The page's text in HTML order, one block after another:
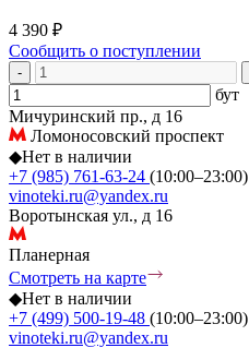
4 390 ₽
Сообщить о поступлении
-
бут
Мичуринский пр., д 16
Ломоносовский проспект
◆Нет в наличии
+7 (985) 761-63-24 (10:00–23:00)
vinoteki.ru@yandex.ru
Воротынская ул., д 16
Планерная
Смотреть на карте
◆Нет в наличии
+7 (499) 500-19-48 (10:00–23:00)
vinoteki.ru@yandex.ru